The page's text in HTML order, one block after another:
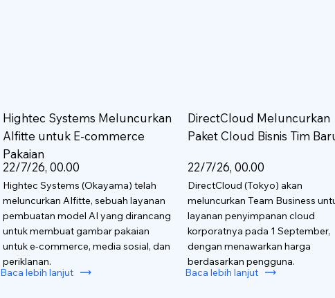
Hightec Systems Meluncurkan
AIfitte untuk E-commerce
Pakaian
22/7/26, 00.00
Hightec Systems (Okayama) telah
meluncurkan AIfitte, sebuah layanan
pembuatan model AI yang dirancang
untuk membuat gambar pakaian
untuk e-commerce, media sosial, dan
periklanan.
Baca lebih lanjut
DirectCloud Meluncurkan
Paket Cloud Bisnis Tim
22/7/26, 00.00
DirectCloud (Tokyo) akan
meluncurkan Team Business
layanan penyimpanan cloud
korporatnya pada 1 September,
dengan menawarkan harga
berdasarkan pengguna.
Baca lebih lanjut